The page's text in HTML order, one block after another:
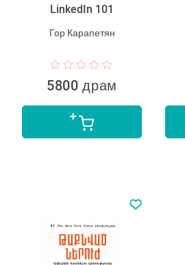
LinkedIn 101
Гор Карапетян
5800 драм